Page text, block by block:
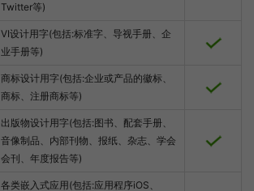
Twitter等)
VI设计用字(包括:标准字、导视手册、企
业手册等)
商标设计用字(包括:企业或产品的徽标、
商标、注册商标等)
出版物设计用字(包括:图书、配套手册、
音像制品、内部刊物、报纸、杂志、学会
会刊、年度报告等)
各类嵌入式应用(包括:应用程序iOS、